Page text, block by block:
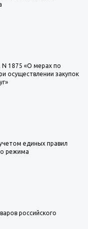
N 1875 «О мерах по
осуществлении закупок
единых правил
режима
российского